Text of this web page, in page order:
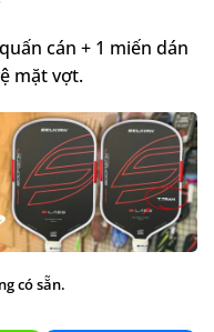
cán + 1 miến dán
mặt vợt.
có sẵn.